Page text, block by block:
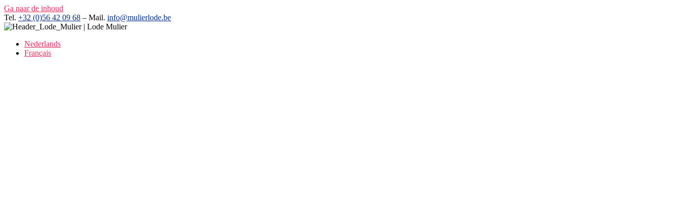
Ga naar de inhoud
Tel. +32 (0)56 42 09 68 – Mail. info@mulierlode.be
Nederlands
Français